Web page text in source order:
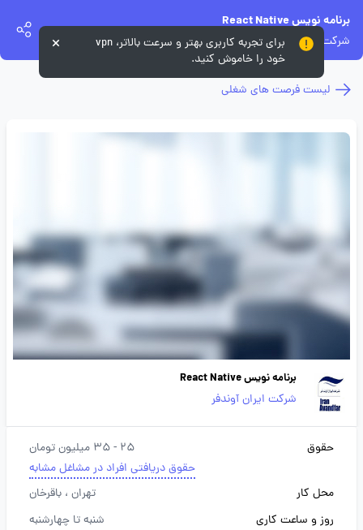
برنامه نویس React Native
شرکت ایران آوندفر
لیست فرصت های شغلی
برنامه نویس React Native
شرکت ایران آوندفر
حقوق
25 - 35 میلیون تومان
حقوق دریافتی افراد در مشاغل مشابه
محل کار
تهران ، باقرخان
روز و ساعت کاری
شنبه تا چهارشنبه
برای تجربه کاربری بهتر و سرعت بالاتر، vpn
خود را خاموش کنید.